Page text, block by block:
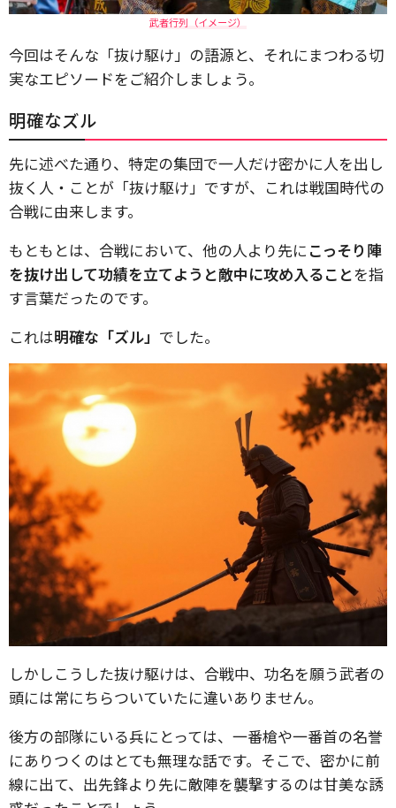
武者行列（イメージ）
今回はそんな「抜け駆け」の語源と、それにまつわる切
実なエピソードをご紹介しましょう。
明確なズル
先に述べた通り、特定の集団で一人だけ密かに人を出し
抜く人・ことが「抜け駆け」ですが、これは戦国時代の
合戦に由来します。
もともとは、合戦において、他の人より先に こっそり陣
を抜け出して功績を立てようと敵中に攻め入ることを指
す言葉だったのです。
これは明確な「ズル」 でした。
しかしこうした抜け駆けは、合戦中、功名を願う武者の
頭には常にちらついていたに違いありません。
後方の部隊にいる兵にとっては、一番槍や一番首の名誉
にありつくのはとても無理な話です。そこで、密かに前
線に出て、出先鋒より先に敵陣を襲撃するのは甘美な誘